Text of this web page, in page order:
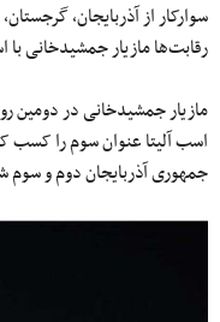
سوارکار از آذربایجان،
رقابت‌ها مازیار جمشیدخانی
اسب آلیتا عنوان سوم را کسب
جمهوری آذربایجان دوم و سوم